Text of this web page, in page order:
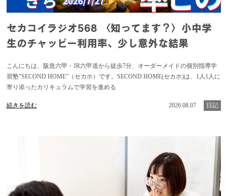
セカコイラジオ568 〈知ってます？〉小中学
生のチャッピー利用率、少し意外な結果
こんにちは、阪急六甲・JR六甲道から徒歩7分、オーダーメイドの個別指導学
習塾”SECOND HOME”（セカホ）です。SECOND HOME(セカホ)は、1人1人に
寄り添ったカリキュラムで学習を進める
続きを読む 2026.08.07 日記